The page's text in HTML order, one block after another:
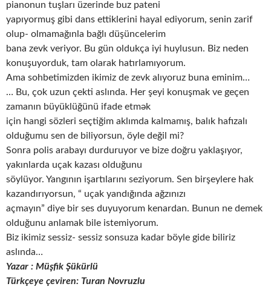
pianonun tuşları üzerinde buz pateni
yapıyormuş gibi dans ettiklerini hayal ediyorum, senin zarif
olup- olmamağınla bağlı düşüncelerim
bana zevk veriyor. Bu gün oldukça iyi huylusun. Biz neden
konuşuyorduk, tam olarak hatırlamıyorum.
Ama sohbetimizden ikimiz de zevk alıyoruz buna eminim…
… Bu, çok uzun çekti aslında. Her şeyi konuşmak ve geçen
zamanın büyüklüğünü ifade etmək
için hangi sözleri seçtiğim aklımda kalmamış, balık hafızalı
olduğumu sen de biliyorsun, öyle değil mi?
Sonra polis arabayı durduruyor ve bize doğru yaklaşıyor,
yakınlarda uçak kazası olduğunu
söylüyor. Yangının işartılarını seziyorum. Sen birşeylere hak
kazandırıyorsun, “ uçak yandığında ağzınızı
açmayın” diye bir ses duyuyorum kenardan. Bunun ne demek
olduğunu anlamak bile istemiyorum.
Biz ikimiz sessiz- sessiz sonsuza kadar böyle gide biliriz
aslında…
Yazar : Müşfik Şükürlü
Türkçeye çeviren: Turan Novruzlu